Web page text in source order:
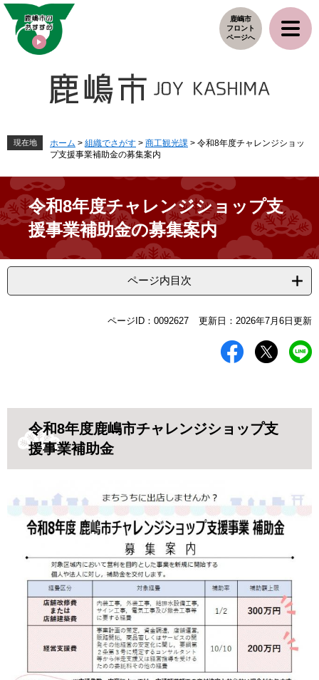
ペ
メ
鹿嶋市
フロント
ページへ
現在地 ホーム > 組織でさがす > 商工観光課 > 令和8年度チャレンジショッ
プ支援事業補助金の募集案内
令和8年度チャレンジショップ支
援事業補助金の募集案内
ページ内目次
ページID：0092627 更新日：2026年7月6日更新
令和8年度鹿嶋市チャレンジショップ支
援事業補助金